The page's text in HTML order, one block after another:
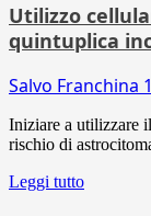
Utilizzo
quintuplica
Salvo Franchina
Iniziare a utilizzare
rischio di
Leggi tutto